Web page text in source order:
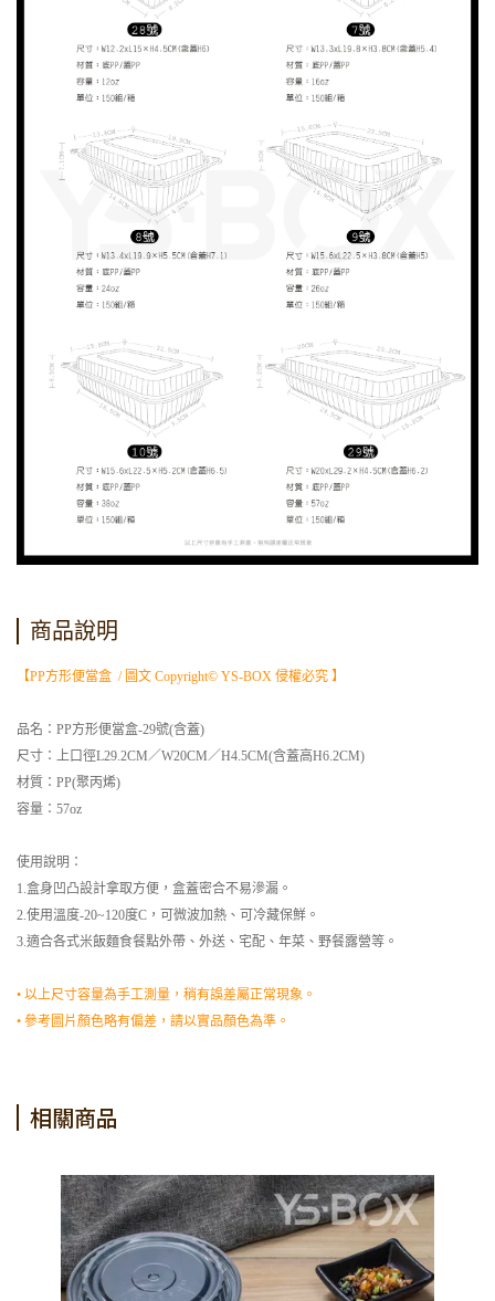
商品說明
【PP方形便當盒 / 圖文 Copyright© YS-BOX 侵權必究 】
品名：PP方形便當盒-29號(含蓋)
尺寸：上口徑L29.2CM／W20CM／H4.5CM(含蓋高H6.2CM)
材質：PP(聚丙烯)
容量：57oz
使用說明：
1.盒身凹凸設計拿取方便，盒蓋密合不易滲漏。
2.使用溫度-20~120度C，可微波加熱、可冷藏保鮮。
3.適合各式米飯麵食餐點外帶、外送、宅配、年菜、野餐露營等。
• 以上尺寸容量為手工測量，稍有誤差屬正常現象。
• 參考圖片顏色略有偏差，請以實品顏色為準。
相關商品